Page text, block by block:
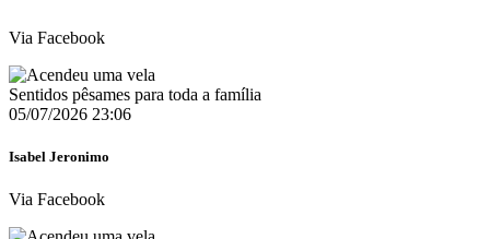
Via Facebook
Sentidos pêsames para toda a família
05/07/2026 23:06
Isabel Jeronimo
Via Facebook